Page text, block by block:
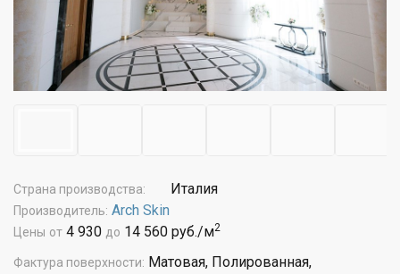
Страна производства: Италия
Производитель: Arch Skin
Цены от 4 930 до 14 560 руб./м2
Фактура поверхности: Матовая, Полированная,